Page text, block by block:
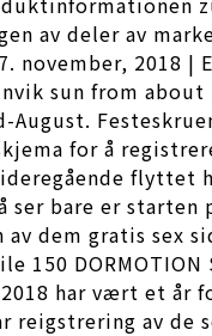
av deler av
november, 2018
sun from
for å
bare er
dem gratis
har vært et år
reigstrering av